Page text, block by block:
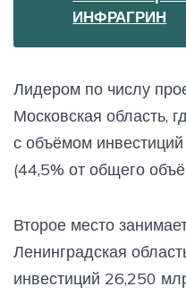
ИНФРАГРИН
Лидером по числу
Московская область,
с объёмом
(44,5% от общего
Второе место
Ленинградская
инвестиций 26,250